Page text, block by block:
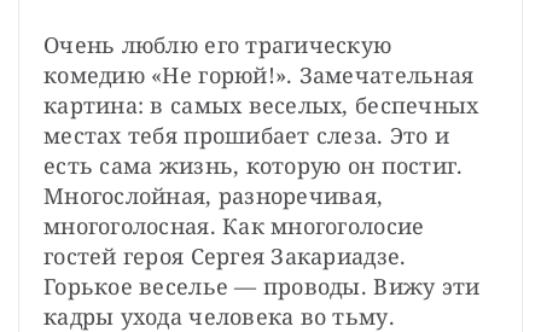
Очень люблю его трагическую
комедию «Не горюй!». Замечательная
картина: в самых веселых, беспечных
местах тебя прошибает слеза. Это и
есть сама жизнь, которую он постиг.
Многослойная, разноречивая,
многоголосная. Как многоголосие
гостей героя Сергея Закариадзе.
Горькое веселье — проводы. Вижу эти
кадры ухода человека во тьму.